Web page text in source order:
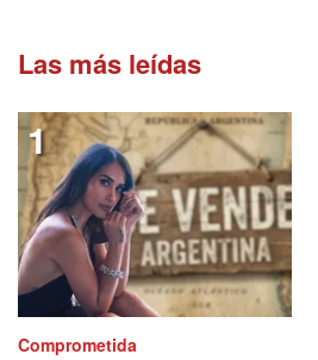
Las más leídas
Comprometida